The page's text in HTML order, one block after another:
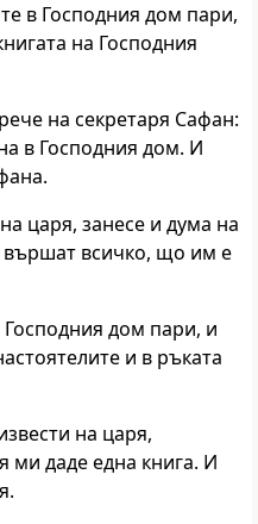
в Господния дом пари,
на Господния
на секретаря Сафан:
в Господния дом. И
царя, занесе и дума на
вършат всичко, що им е
дом пари, и
и в ръката
на царя,
ми даде една книга. И